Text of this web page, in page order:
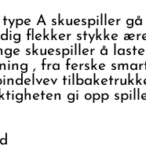
A skuespiller
flekker stykke
skuespiller å
, fra ferske
gi opp